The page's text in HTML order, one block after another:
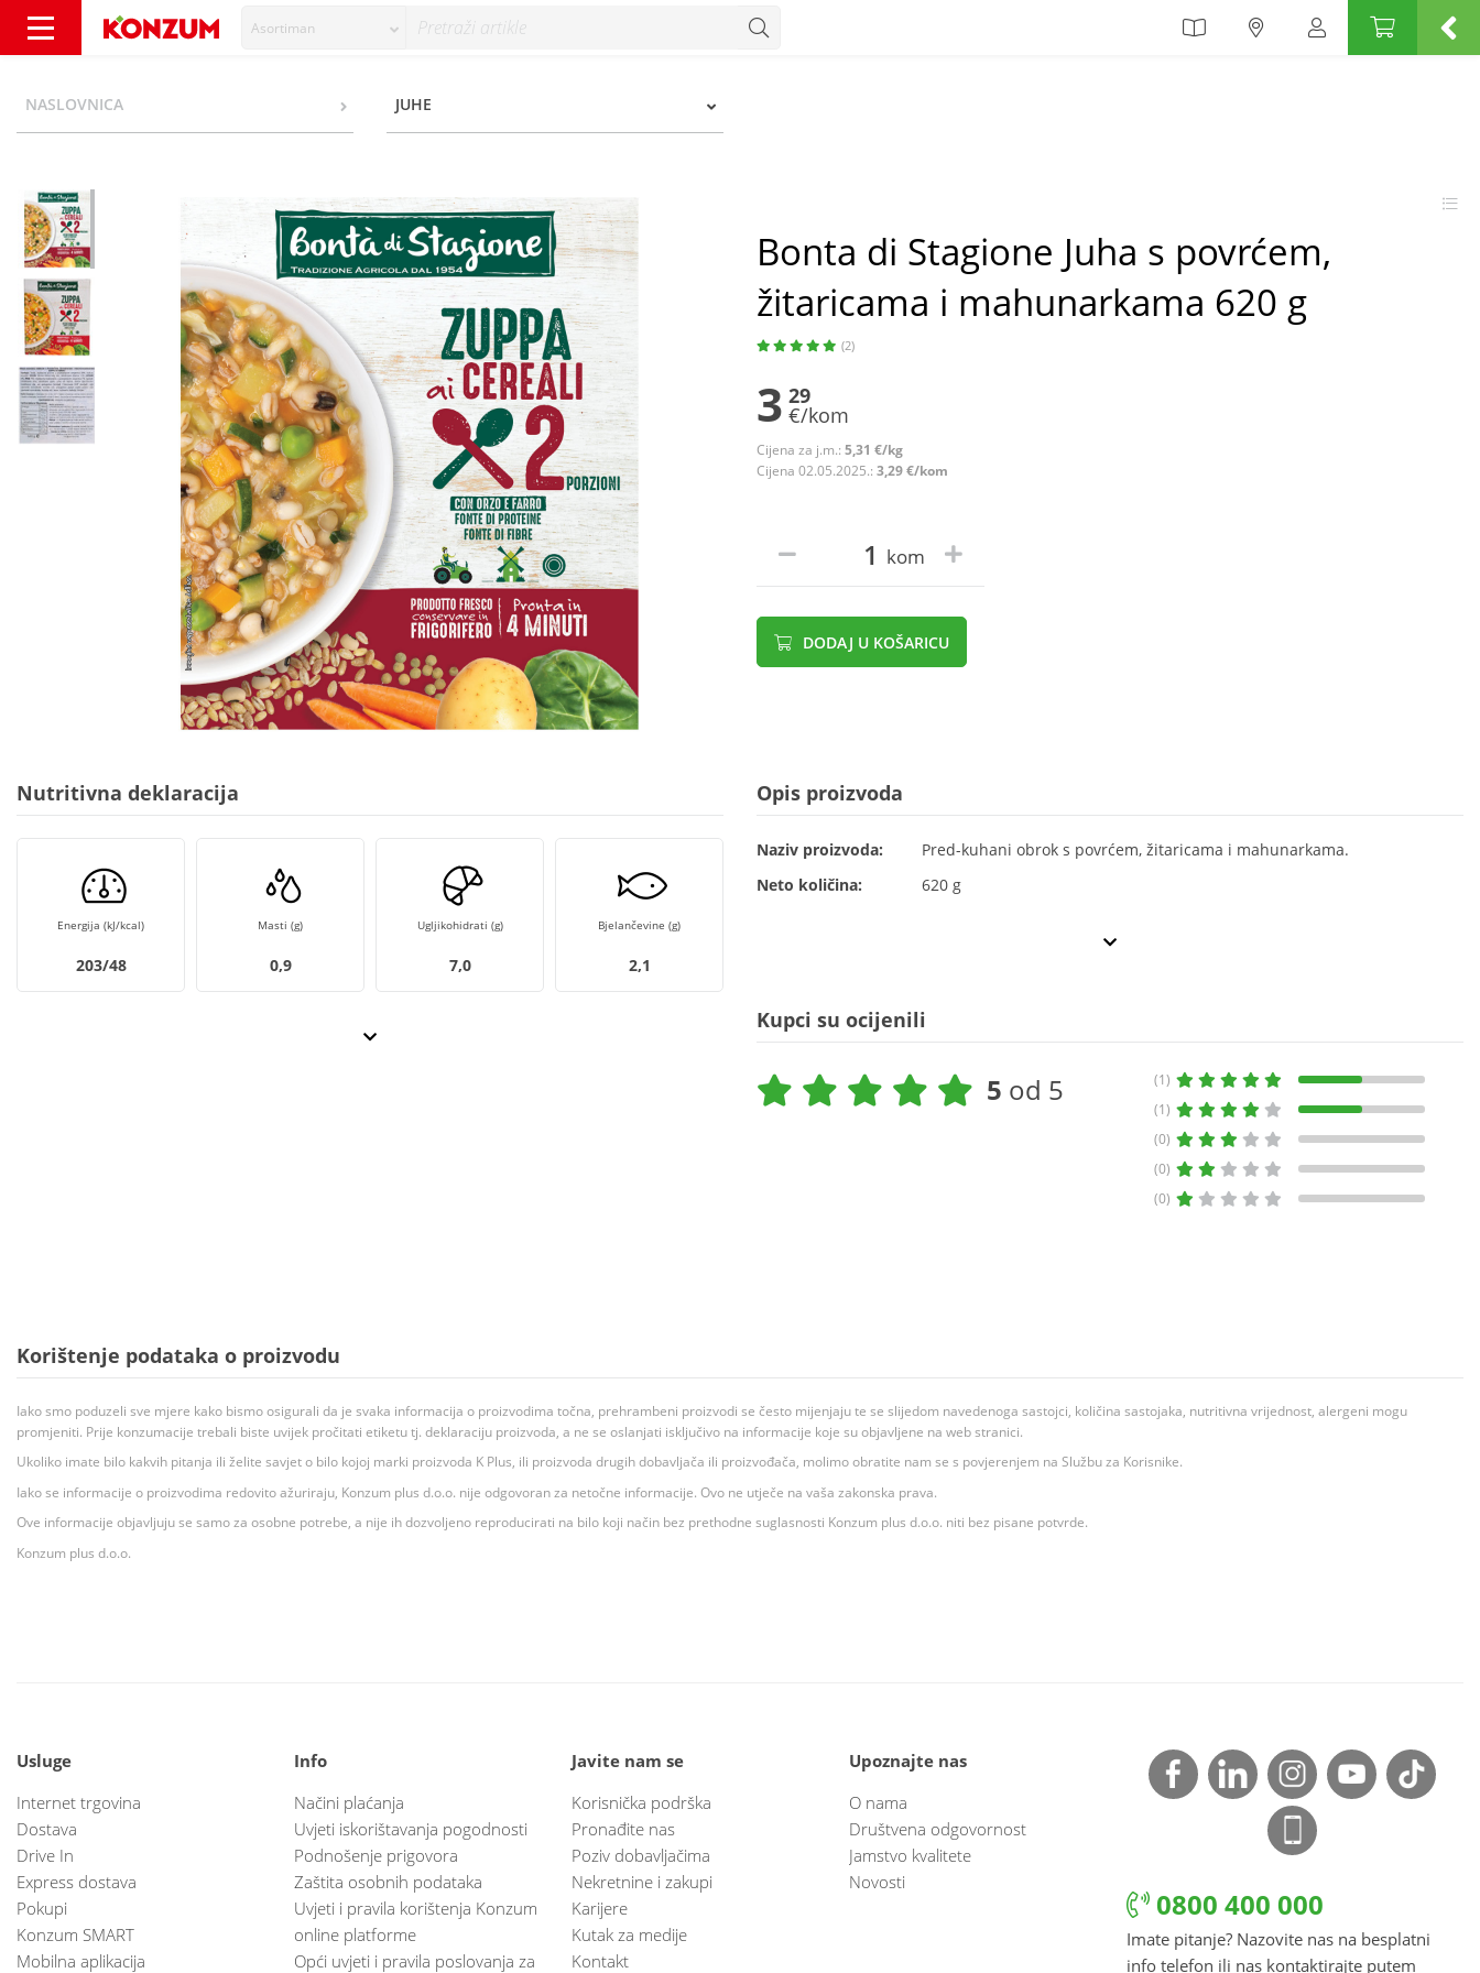
Asortiman
NASLOVNICA JUHE
Bonta di Stagione Juha s povrćem,
žitaricama i mahunarkama 620 g
(2)
3 29
€/kom
Cijena za j.m.: 5,31 €/kg
Cijena 02.05.2025.: 3,29 €/kom
kom
DODAJ U KOŠARICU
Nutritivna deklaracija
Energija (kJ/kcal)
203/48
Masti (g)
0,9
Ugljikohidrati (g)
7,0
Bjelančevine (g)
2,1
Opis proizvoda
Naziv proizvoda:
Pred-kuhani obrok s povrćem, žitaricama i mahunarkama.
Neto količina:
620 g
Kupci su ocijenili
5 od 5
(1)
(1)
(0)
(0)
(0)
Korištenje podataka o proizvodu
Iako smo poduzeli sve mjere kako bismo osigurali da je svaka informacija o proizvodima točna, prehrambeni proizvodi se često mijenjaju te se slijedom navedenoga sastojci, količina sastojaka, nutritivna vrijednost, alergeni mogu
promjeniti. Prije konzumacije trebali biste uvijek pročitati etiketu tj. deklaraciju proizvoda, a ne se oslanjati isključivo na informacije koje su objavljene na web stranici.
Ukoliko imate bilo kakvih pitanja ili želite savjet o bilo kojoj marki proizvoda K Plus, ili proizvoda drugih dobavljača ili proizvođača, molimo obratite nam se s povjerenjem na Službu za Korisnike.
Iako se informacije o proizvodima redovito ažuriraju, Konzum plus d.o.o. nije odgovoran za netočne informacije. Ovo ne utječe na vaša zakonska prava.
Ove informacije objavljuju se samo za osobne potrebe, a nije ih dozvoljeno reproducirati na bilo koji način bez prethodne suglasnosti Konzum plus d.o.o. niti bez pisane potvrde.
Konzum plus d.o.o.
Usluge
Internet trgovina
Dostava
Drive In
Express dostava
Pokupi
Konzum SMART
Mobilna aplikacija
Info
Načini plaćanja
Uvjeti iskorištavanja pogodnosti
Podnošenje prigovora
Zaštita osobnih podataka
Uvjeti i pravila korištenja Konzum
online platforme
Opći uvjeti i pravila poslovanja za
Javite nam se
Korisnička podrška
Pronađite nas
Poziv dobavljačima
Nekretnine i zakupi
Karijere
Kutak za medije
Kontakt
Upoznajte nas
O nama
Društvena odgovornost
Jamstvo kvalitete
Novosti
0800 400 000
Imate pitanje? Nazovite nas na besplatni
info telefon ili nas kontaktirajte putem